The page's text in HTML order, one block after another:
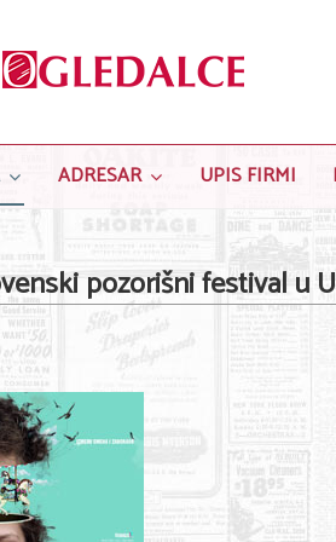
ADRESAR UPIS FIRMI
pozorišni festival u